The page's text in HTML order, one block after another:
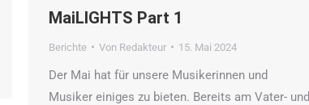
MaiLIGHTS Part 1
Berichte Von Redakteur 15. Mai 2024
Der Mai hat für unsere Musikerinnen und
Musiker einiges zu bieten. Bereits am Vater- und